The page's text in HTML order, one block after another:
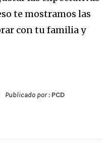
te mostramos las
con tu familia y
Publicado por : PCD